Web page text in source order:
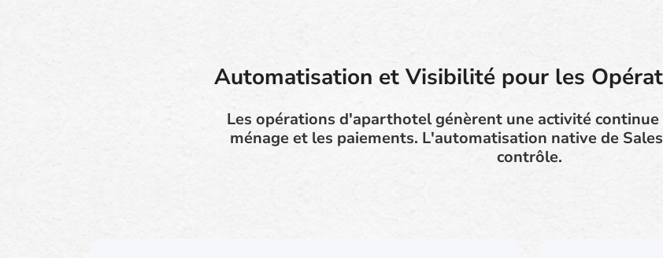
Automatisation et Visibilité pour les
Les opérations d'aparthotel génèrent une activité
ménage et les paiements. L'automatisation native de
contrôle.